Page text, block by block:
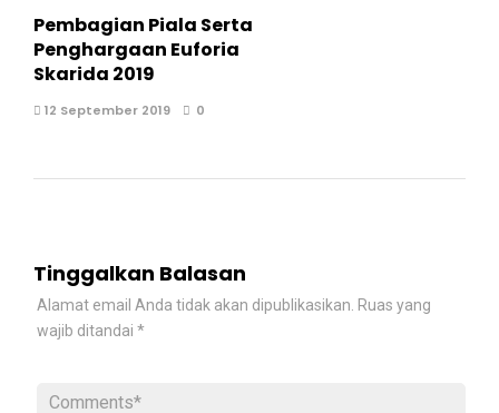
Pembagian Piala Serta
Penghargaan Euforia
Skarida 2019
12 September 2019 0
Tinggalkan Balasan
Alamat email Anda tidak akan dipublikasikan. Ruas yang
wajib ditandai *